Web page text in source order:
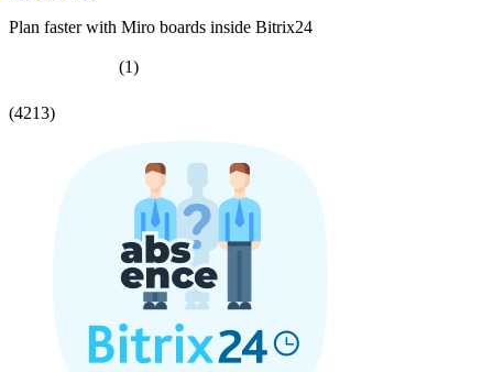
Plan faster with Miro boards inside Bitrix24
(1)
(4213)